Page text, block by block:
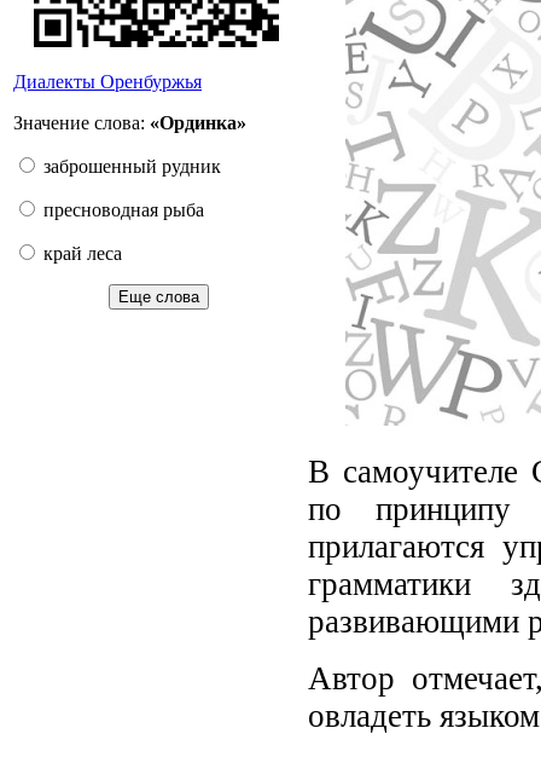
Диалекты Оренбуржья
Значение слова: «Ординка»
заброшенный рудник
пресноводная рыба
край леса
Еще слова
В самоучителе
по
прилагаются
грамматики
развивающими
Автор
овладеть